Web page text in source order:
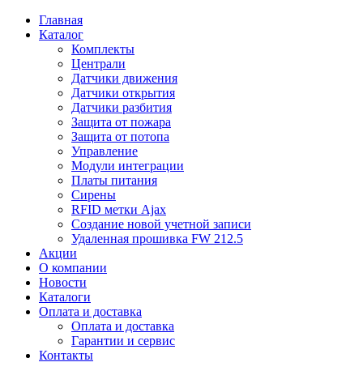
Главная
Каталог
Комплекты
Централи
Датчики движения
Датчики открытия
Датчики разбития
Защита от пожара
Защита от потопа
Управление
Модули интеграции
Платы питания
Сирены
RFID метки Ajax
Создание новой учетной записи
Удаленная прошивка FW 212.5
Акции
О компании
Новости
Каталоги
Оплата и доставка
Оплата и доставка
Гарантии и сервис
Контакты